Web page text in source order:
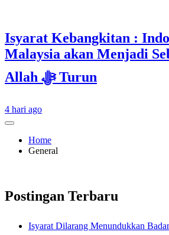
Isyarat Kebangkitan :
Malaysia akan Menjadi
Allah ﷻ Turun
4 hari ago
Home
General
Postingan Terbaru